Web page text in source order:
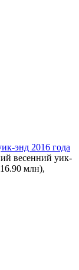
энд 2016 года
весенний уик-
млн),